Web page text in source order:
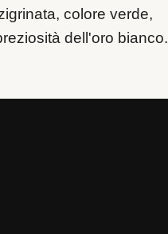
colore verde,
dell'oro bianco.